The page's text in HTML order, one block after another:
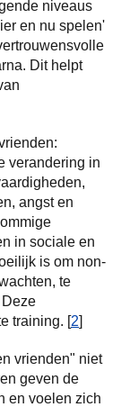
niveaus
en nu spelen'
Dit helpt
verandering in
angst en
in sociale en
is om non-
te
training. [2]
vrienden" niet
geven de
en voelen zich